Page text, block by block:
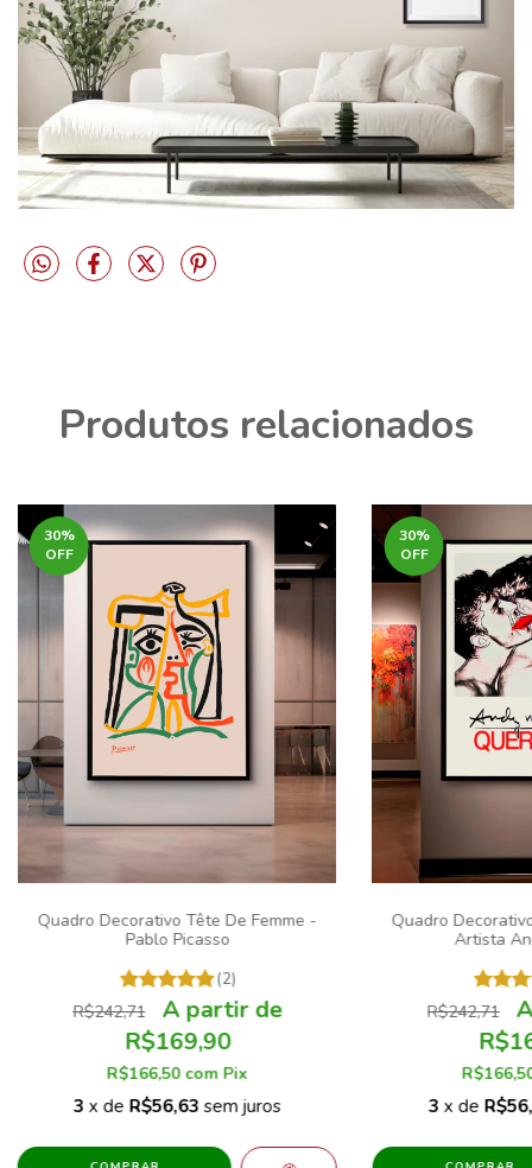
Produtos relacionados
30%
OFF
Quadro Decorativo Tête De Femme -
Pablo Picasso
(2)
R$242,71
R$169,90
R$166,50 com Pix
3 x de R$56,63 sem juros
30%
OFF
Quadro
Artista
R$242,71
3 x de